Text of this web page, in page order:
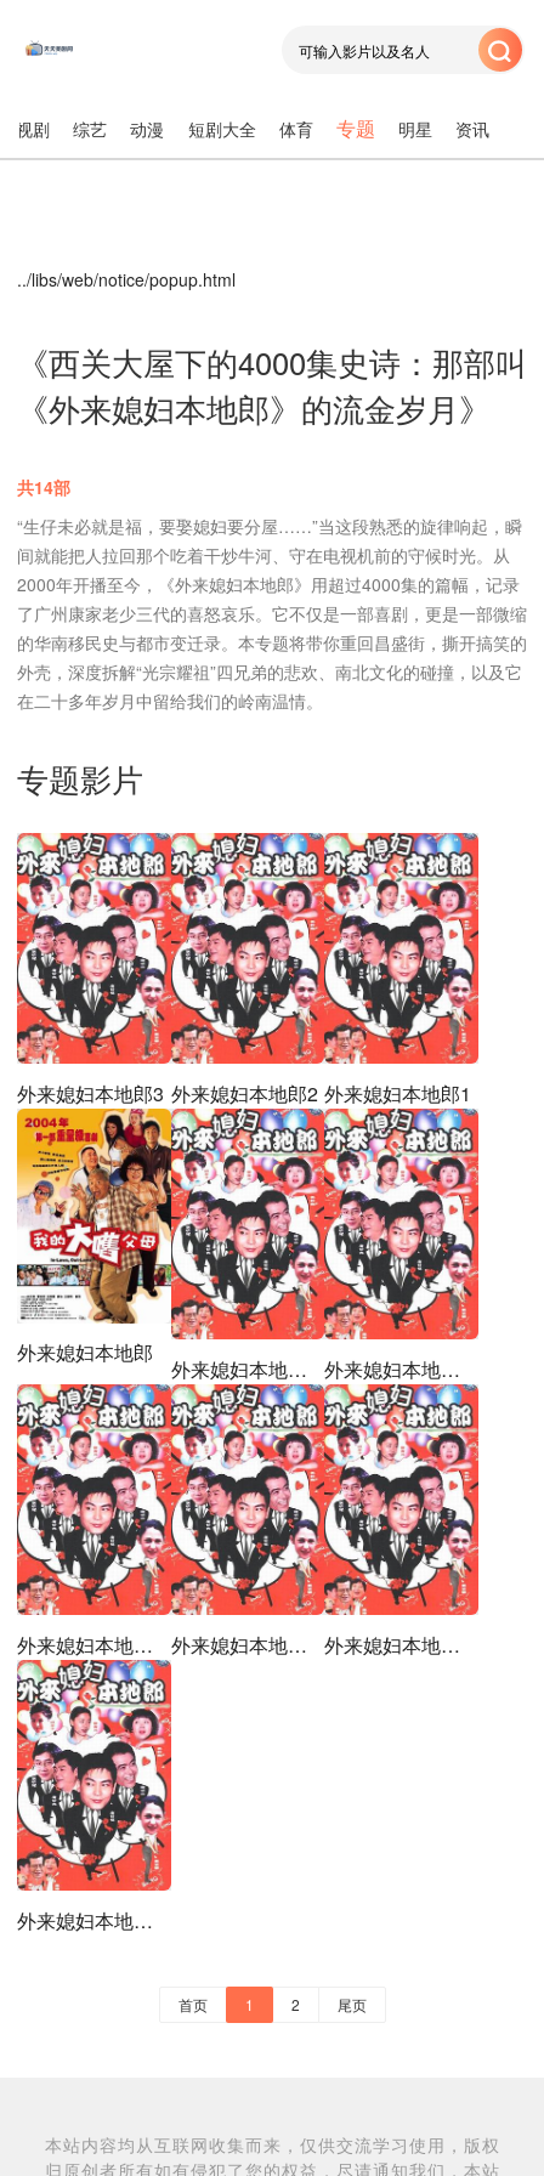
视剧 综艺 动漫 短剧大全 体育 专题 明星 资讯
../libs/web/notice/popup.html
《西关大屋下的4000集史诗：那部叫
《外来媳妇本地郎》的流金岁月》
共14部
“生仔未必就是福，要娶媳妇要分屋……”当这段熟悉的旋律响起，瞬
间就能把人拉回那个吃着干炒牛河、守在电视机前的守候时光。从
2000年开播至今，《外来媳妇本地郎》用超过4000集的篇幅，记录
了广州康家老少三代的喜怒哀乐。它不仅是一部喜剧，更是一部微缩
的华南移民史与都市变迁录。本专题将带你重回昌盛街，撕开搞笑的
外壳，深度拆解“光宗耀祖”四兄弟的悲欢、南北文化的碰撞，以及它
在二十多年岁月中留给我们的岭南温情。
专题影片
外来媳妇本地郎3 外来媳妇本地郎2 外来媳妇本地郎1
外来媳妇本地郎
外来媳妇本地郎第九部 外来媳妇本地郎第六部
外来媳妇本地郎第四部 外来媳妇本地郎第二部 外来媳妇本地郎第五部
外来媳妇本地郎第七部
首页 1 2 尾页
本站内容均从互联网收集而来，仅供交流学习使用，版权
归原创者所有如有侵犯了您的权益，尽请通知我们，本站